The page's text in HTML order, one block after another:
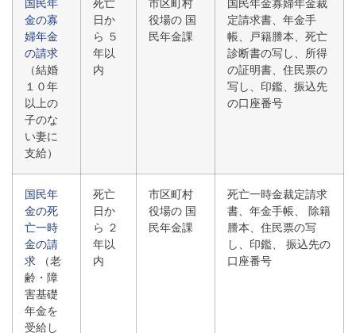
国民年
金の寡
婦年金
の請求
（結婚
１０年
以上の
子のな
い妻に
支給）
死亡
日か
ら ５
年以
内
市区町村
役場の 国
民年金課
国民年金寡婦年金裁
定請求書、年金手
帳、戸籍謄本、死亡
診断書の写し、所得
の証明書、住民票の
写し、印鑑、振込先
の口座番号
国民年
金の死
亡一時
金の請
求 （老
齢・障
害基礎
年金を
受給し
死亡
日か
ら ２
年以
内
市区町村
役場の 国
民年金課
死亡一時金裁定請求
書、年金手帳、 除籍
謄本、住民票の写
し、印鑑、 振込先の
口座番号